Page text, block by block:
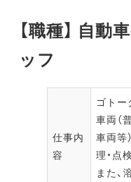
【職種】 自動
ッフ
仕事内
容
ゴト
車両（
車両等
理・点
また、